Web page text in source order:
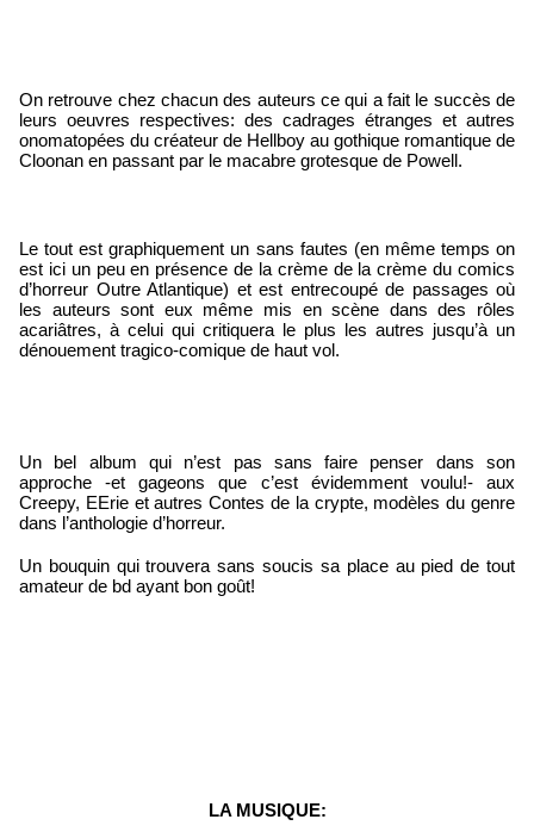
On retrouve chez chacun des auteurs ce qui a fait le succès de
leurs oeuvres respectives: des cadrages étranges et autres
onomatopées du créateur de Hellboy au gothique romantique de
Cloonan en passant par le macabre grotesque de Powell.
Le tout est graphiquement un sans fautes (en même temps on
est ici un peu en présence de la crème de la crème du comics
d’horreur Outre Atlantique) et est entrecoupé de passages où
les auteurs sont eux même mis en scène dans des rôles
acariâtres, à celui qui critiquera le plus les autres jusqu’à un
dénouement tragico-comique de haut vol.
Un bel album qui n’est pas sans faire penser dans son
approche -et gageons que c’est évidemment voulu!- aux
Creepy, EErie et autres Contes de la crypte, modèles du genre
dans l’anthologie d’horreur.
Un bouquin qui trouvera sans soucis sa place au pied de tout
amateur de bd ayant bon goût!
LA MUSIQUE: